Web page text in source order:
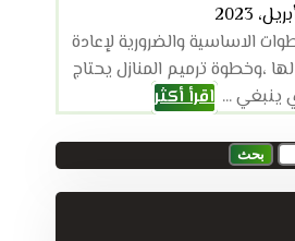
الاساسية والضرورية لإعادة
لها ،وخطوة ترميم المنازل يحتاج
ينبغي ... اقرأ أكثر